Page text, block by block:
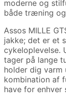
moderne og
både træning
Assos MILLE
jakke; det er et
cykeloplevelse.
tager på lange
holder dig varm
kombination af
have for enhver